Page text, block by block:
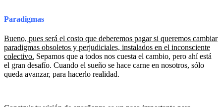
Paradigmas
Bueno, pues será el costo que deberemos pagar si queremos cambiar
paradigmas obsoletos y perjudiciales, instalados en el inconsciente
colectivo. Sepamos que a todos nos cuesta el cambio, pero ahí está
el gran desafío. Cuando el sueño se hace carne en nosotros, sólo
queda avanzar, para hacerlo realidad.